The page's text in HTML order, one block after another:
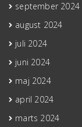
september 2024
august 2024
juli 2024
juni 2024
maj 2024
april 2024
marts 2024